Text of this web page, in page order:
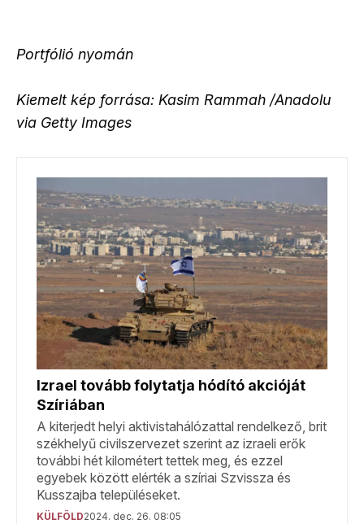
Portfólió nyomán
Kiemelt kép forrása: Kasim Rammah /Anadolu
via Getty Images